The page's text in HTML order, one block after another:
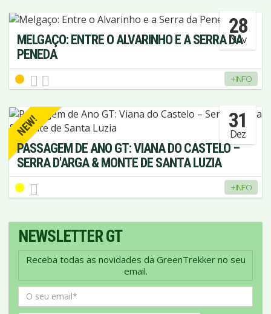
28
Nov
MELGAÇO: ENTRE O ALVARINHO E A SERRA DA
PENEDA
+INFO
NEW! 31
Dez
PASSAGEM DE ANO GT: VIANA DO CASTELO –
SERRA D'ARGA & MONTE DE SANTA LUZIA
+INFO
NEWSLETTER GT
Receba todas as novidades da GreenTrekker no seu
email.